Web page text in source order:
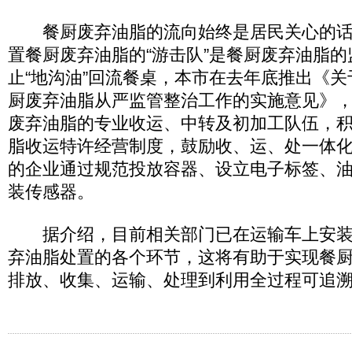
餐厨废弃油脂的流向始终是居民关心的
置餐厨废弃油脂的“游击队”是餐厨废弃油脂
止“地沟油”回流餐桌，本市在去年底推出《
厨废弃油脂从严监管整治工作的实施意见》
废弃油脂的专业收运、中转及初加工队伍，
脂收运特许经营制度，鼓励收、运、处一体
的企业通过规范投放容器、设立电子标签、
装传感器。
据介绍，目前相关部门已在运输车上安
弃油脂处置的各个环节，这将有助于实现餐
排放、收集、运输、处理到利用全过程可追